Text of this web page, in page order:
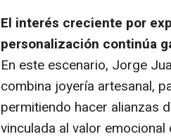
El interés creciente por
personalización continúa
En este escenario, Jorge
combina joyería artesanal,
permitiendo hacer alianzas
vinculada al valor